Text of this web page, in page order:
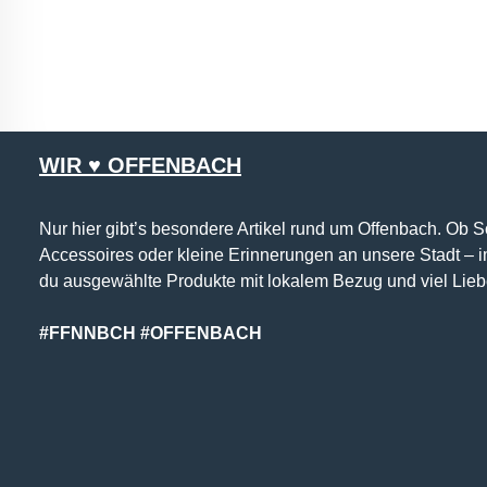
WIR ♥ OFFENBACH
Nur hier gibt’s besondere Artikel rund um Offenbach. Ob
Accessoires oder kleine Erinnerungen an unsere Stadt –
du ausgewählte Produkte mit lokalem Bezug und viel
#FFNNBCH #OFFENBACH